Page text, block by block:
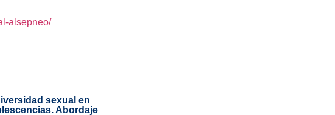
alsepneo/
sexual en
Abordaje